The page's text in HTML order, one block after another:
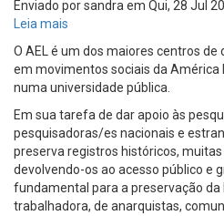
Mulher
Enviado porsandra em Qui, 28 Jul
Leia mais
igualdade
é
negra!
O AEL é um dos maiores centros
em movimentos sociais da América
numa universidade pública.
Em sua tarefa de dar apoio às
pesquisadoras/es nacionais e
preserva registros históricos,
devolvendo-os ao acesso público e
fundamental para a preservação da
trabalhadora, de anarquistas,